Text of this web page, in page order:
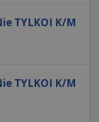
TYLKOI K/M
TYLKOI K/M